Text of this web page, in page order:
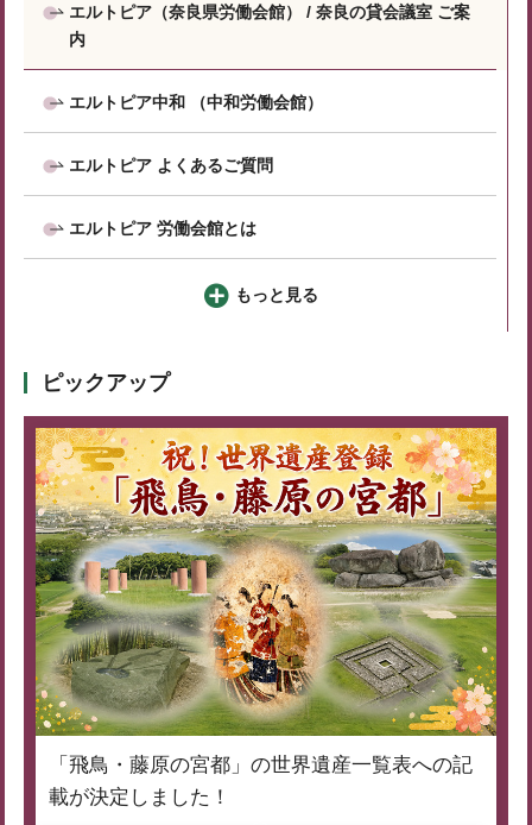
エルトピア（奈良県労働会館） / 奈良の貸会議室 ご案
内
エルトピア中和 （中和労働会館）
エルトピア よくあるご質問
エルトピア 労働会館とは
もっと見る
ピックアップ
「飛鳥・藤原の宮都」の世界遺産一覧表への記
載が決定しました！